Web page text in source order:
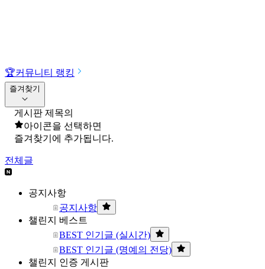
🏆커뮤니티 랭킹
즐겨찾기
게시판 제목의
아이콘을 선택하면
즐겨찾기에 추가됩니다.
전체글
공지사항
공지사항
챌린지 베스트
BEST 인기글 (실시간)
BEST 인기글 (명예의 전당)
챌린지 인증 게시판